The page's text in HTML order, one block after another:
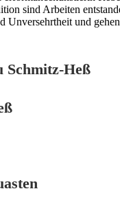
sind Arbeiten
und
Schmitz-Heß